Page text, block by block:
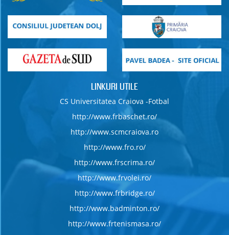
LINKURI UTILE
CS Universitatea Craiova -Fotbal
http://www.frbaschet.ro/
http://www.scmcraiova.ro
http://www.fro.ro/
http://www.frscrima.ro/
http://www.frvolei.ro/
http://www.frbridge.ro/
http://www.badminton.ro/
http://www.frtenismasa.ro/